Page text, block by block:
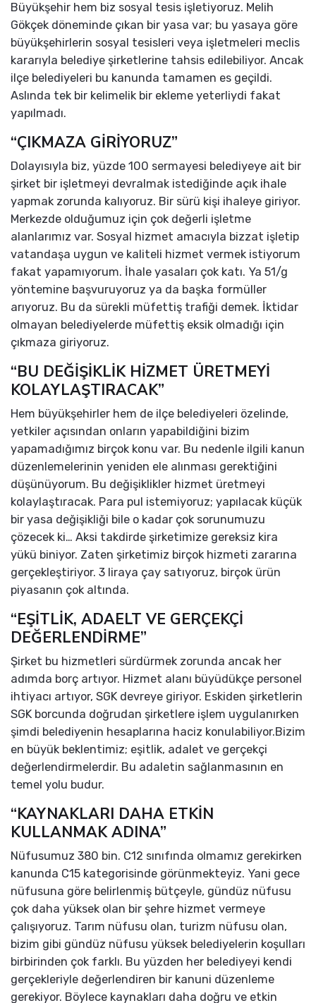
Büyükşehir hem biz sosyal tesis işletiyoruz. Melih
Gökçek döneminde çıkan bir yasa var; bu yasaya göre
büyükşehirlerin sosyal tesisleri veya işletmeleri meclis
kararıyla belediye şirketlerine tahsis edilebiliyor. Ancak
ilçe belediyeleri bu kanunda tamamen es geçildi.
Aslında tek bir kelimelik bir ekleme yeterliydi fakat
yapılmadı.
“ÇIKMAZA GİRİYORUZ”
Dolayısıyla biz, yüzde 100 sermayesi belediyeye ait bir
şirket bir işletmeyi devralmak istediğinde açık ihale
yapmak zorunda kalıyoruz. Bir sürü kişi ihaleye giriyor.
Merkezde olduğumuz için çok değerli işletme
alanlarımız var. Sosyal hizmet amacıyla bizzat işletip
vatandaşa uygun ve kaliteli hizmet vermek istiyorum
fakat yapamıyorum. İhale yasaları çok katı. Ya 51/g
yöntemine başvuruyoruz ya da başka formüller
arıyoruz. Bu da sürekli müfettiş trafiği demek. İktidar
olmayan belediyelerde müfettiş eksik olmadığı için
çıkmaza giriyoruz.
“BU DEĞİŞİKLİK HİZMET ÜRETMEYİ
KOLAYLAŞTIRACAK”
Hem büyükşehirler hem de ilçe belediyeleri özelinde,
yetkiler açısından onların yapabildiğini bizim
yapamadığımız birçok konu var. Bu nedenle ilgili kanun
düzenlemelerinin yeniden ele alınması gerektiğini
düşünüyorum. Bu değişiklikler hizmet üretmeyi
kolaylaştıracak. Para pul istemiyoruz; yapılacak küçük
bir yasa değişikliği bile o kadar çok sorunumuzu
çözecek ki… Aksi takdirde şirketimize gereksiz kira
yükü biniyor. Zaten şirketimiz birçok hizmeti zararına
gerçekleştiriyor. 3 liraya çay satıyoruz, birçok ürün
piyasanın çok altında.
“EŞİTLİK, ADAELT VE GERÇEKÇİ
DEĞERLENDİRME”
Şirket bu hizmetleri sürdürmek zorunda ancak her
adımda borç artıyor. Hizmet alanı büyüdükçe personel
ihtiyacı artıyor, SGK devreye giriyor. Eskiden şirketlerin
SGK borcunda doğrudan şirketlere işlem uygulanırken
şimdi belediyenin hesaplarına haciz konulabiliyor.Bizim
en büyük beklentimiz; eşitlik, adalet ve gerçekçi
değerlendirmelerdir. Bu adaletin sağlanmasının en
temel yolu budur.
“KAYNAKLARI DAHA ETKİN
KULLANMAK ADINA”
Nüfusumuz 380 bin. C12 sınıfında olmamız gerekirken
kanunda C15 kategorisinde görünmekteyiz. Yani gece
nüfusuna göre belirlenmiş bütçeyle, gündüz nüfusu
çok daha yüksek olan bir şehre hizmet vermeye
çalışıyoruz. Tarım nüfusu olan, turizm nüfusu olan,
bizim gibi gündüz nüfusu yüksek belediyelerin koşulları
birbirinden çok farklı. Bu yüzden her belediyeyi kendi
gerçekleriyle değerlendiren bir kanuni düzenleme
gerekiyor. Böylece kaynakları daha doğru ve etkin